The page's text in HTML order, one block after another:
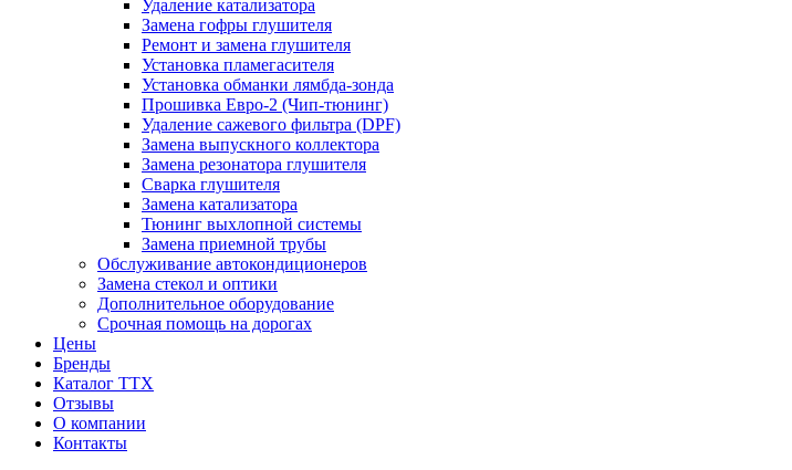
Удаление катализатора
Замена гофры глушителя
Ремонт и замена глушителя
Установка пламегасителя
Установка обманки лямбда-зонда
Прошивка Евро-2 (Чип-тюнинг)
Удаление сажевого фильтра (DPF)
Замена выпускного коллектора
Замена резонатора глушителя
Сварка глушителя
Замена катализатора
Тюнинг выхлопной системы
Замена приемной трубы
Обслуживание автокондиционеров
Замена стекол и оптики
Дополнительное оборудование
Срочная помощь на дорогах
Цены
Бренды
Каталог ТТХ
Отзывы
О компании
Контакты